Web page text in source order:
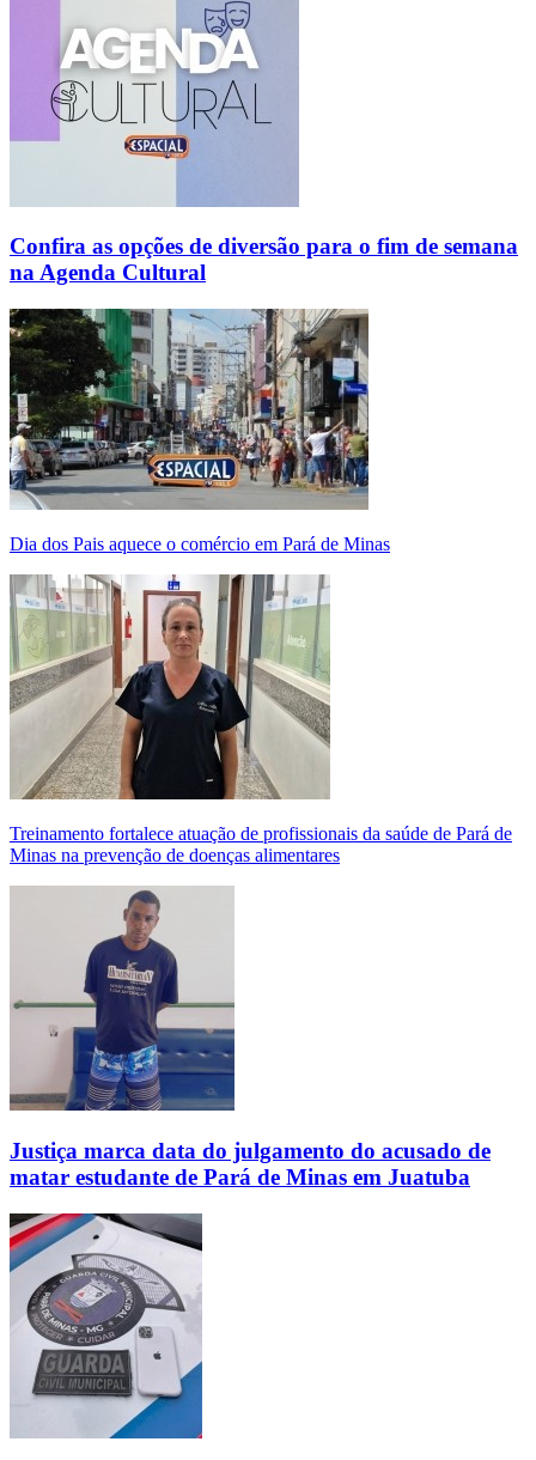
Confira as opções de diversão para o fim de semana
na Agenda Cultural
Dia dos Pais aquece o comércio em Pará de Minas
Treinamento fortalece atuação de profissionais da saúde de Pará de
Minas na prevenção de doenças alimentares
Justiça marca data do julgamento do acusado de
matar estudante de Pará de Minas em Juatuba